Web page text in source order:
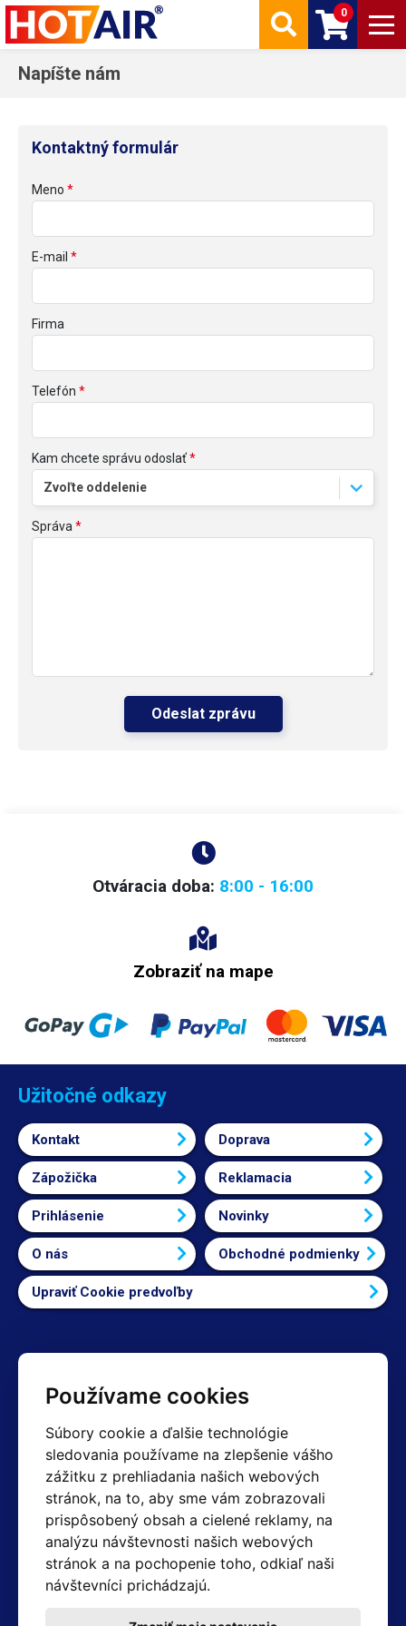
Používame cookies
Súbory cookie a ďalšie technológie
sledovania používame na zlepšenie vášho
zážitku z prehliadania našich webových
stránok, na to, aby sme vám zobrazovali
prispôsobený obsah a cielené reklamy, na
analýzu návštevnosti našich webových
stránok a na pochopenie toho, odkiaľ naši
návštevníci prichádzajú.
0
Napíšte nám
Kontaktný formulár
Meno
E-mail
Firma
Telefón
Kam chcete správu odoslať
Správa
Odeslat zprávu
Otváracia doba: 8:00 - 16:00
Zobraziť na mape
Užitočné odkazy
Kontakt Doprava
Zápožička Reklamacia
Prihlásenie Novinky
O nás Obchodné podmienky
Upraviť Cookie predvoľby
Kontakty
+420 603 357 606 +420 605 234 204
info@hotair.cz
Fakturačné a expedičné oddelenie
+420 605 259 759 (Po–Pia: 7:30 – 15:00)
Technické oddelenie
+420 603 355 085 (Po–Pia: 8:00 – 16:00)
servis@hotair.cz
Výdaj tovaru (Ostrava): Po-Pia: 8:00 - 16:00